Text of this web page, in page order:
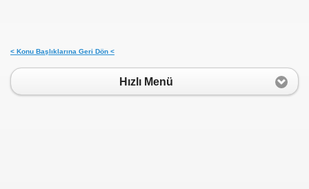
< Konu Başlıklarına Geri Dön <
Hızlı Menü